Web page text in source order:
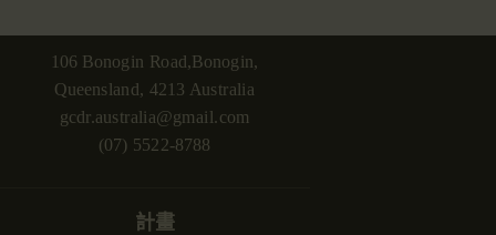
106 Bonogin Road,Bonogin,
Queensland, 4213 Australia
gcdr.australia@gmail.com
(07) 5522-8788
計畫